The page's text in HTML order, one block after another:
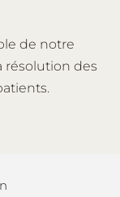
de notre
résolution des